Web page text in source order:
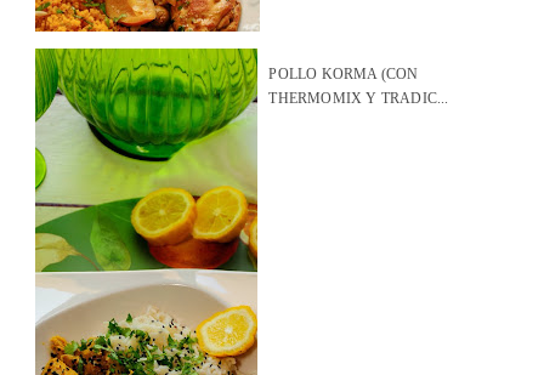
POLLO KORMA (CON
THERMOMIX Y TRADIC...